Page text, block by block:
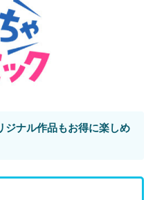
ジナル作品もお得に楽しめ